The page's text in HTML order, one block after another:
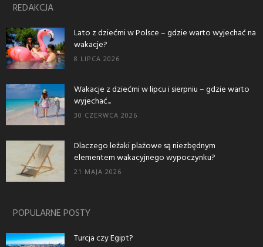
REDAKCJA
Lato z dziećmi w Polsce – gdzie warto wyjechać na
wakacje?
8 LIPCA 2026
Wakacje z dziećmi w lipcu i sierpniu – gdzie warto
wyjechać...
30 CZERWCA 2026
Dlaczego leżaki plażowe są niezbędnym
elementem wakacyjnego wypoczynku?
21 MAJA 2026
POPULARNE POSTY
Turcja czy Egipt?